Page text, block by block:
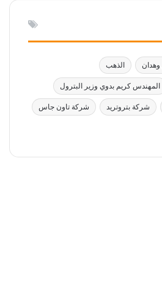
وهدان الذهب
المهندس كريم بدوي وزير البترول
شركة بتروتريد شركة تاون جاس